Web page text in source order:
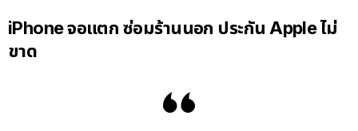
iPhone จอแตก ซ่อมร้านนอก ประกัน Apple ไม่
ขาด